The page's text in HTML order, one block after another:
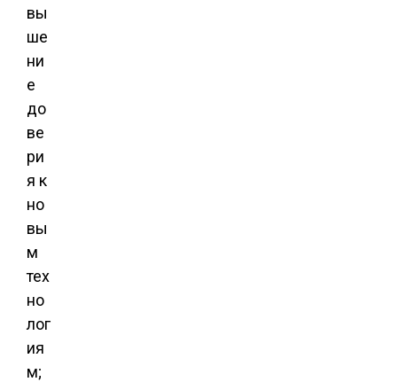
вы
ше
ни
е
до
ве
ри
я к
но
вы
м
тех
но
лог
ия
м;